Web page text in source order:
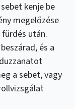
kenje be
megelőzése
után.
és a
a sebet, vagy